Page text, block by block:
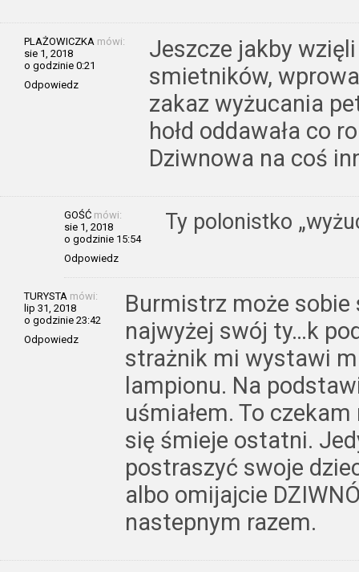
PLAŻOWICZKA mówi:
sie 1, 2018
o godzinie 0:21
Odpowiedz
Jeszcze jakby
smietników,
zakaz wyżucania
hołd oddawała co
Dziwnowa na coś
GOŚĆ mówi:
sie 1, 2018
o godzinie 15:54
Odpowiedz
Ty polonistko
TURYSTA mówi:
lip 31, 2018
o godzinie 23:42
Odpowiedz
Burmistrz może
najwyżej swój ty…k
strażnik mi wystawi
lampionu. Na
uśmiałem. To
się śmieje ostatni.
postraszyć swoje
albo omijajcie
nastepnym razem.